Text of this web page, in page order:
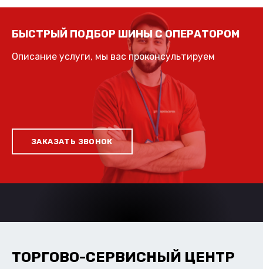
БЫСТРЫЙ ПОДБОР ШИНЫ С ОПЕРАТОРОМ
Описание услуги, мы вас проконсультируем
ЗАКАЗАТЬ ЗВОНОК
ТОРГОВО-СЕРВИСНЫЙ ЦЕНТР